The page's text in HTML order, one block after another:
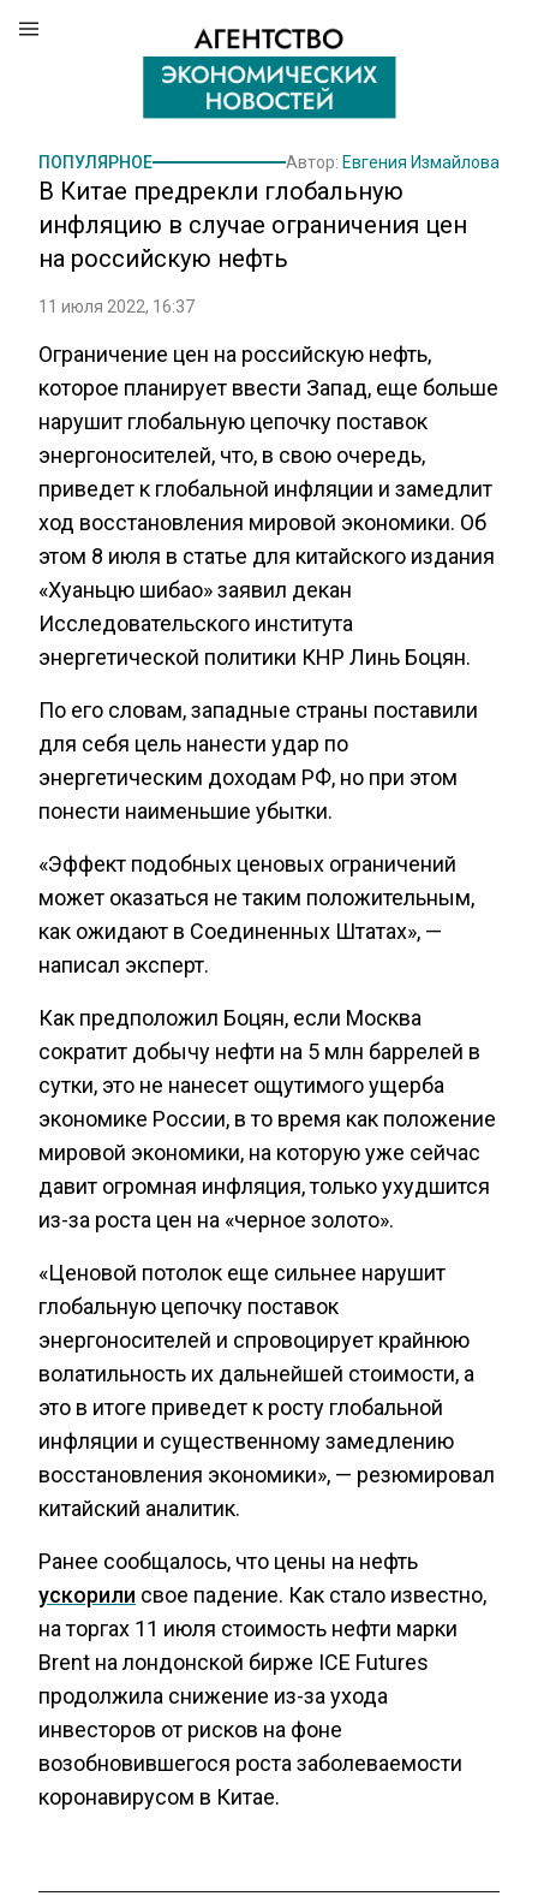
ПОПУЛЯРНОЕ Автор: Евгения Измайлова
В Китае предрекли глобальную
инфляцию в случае ограничения цен
на российскую нефть
11 июля 2022, 16:37
Ограничение цен на российскую нефть,
которое планирует ввести Запад, еще больше
нарушит глобальную цепочку поставок
энергоносителей, что, в свою очередь,
приведет к глобальной инфляции и замедлит
ход восстановления мировой экономики. Об
этом 8 июля в статье для китайского издания
«Хуаньцю шибао» заявил декан
Исследовательского института
энергетической политики КНР Линь Боцян.
По его словам, западные страны поставили
для себя цель нанести удар по
энергетическим доходам РФ, но при этом
понести наименьшие убытки.
«Эффект подобных ценовых ограничений
может оказаться не таким положительным,
как ожидают в Соединенных Штатах», —
написал эксперт.
Как предположил Боцян, если Москва
сократит добычу нефти на 5 млн баррелей в
сутки, это не нанесет ощутимого ущерба
экономике России, в то время как положение
мировой экономики, на которую уже сейчас
давит огромная инфляция, только ухудшится
из-за роста цен на «черное золото».
«Ценовой потолок еще сильнее нарушит
глобальную цепочку поставок
энергоносителей и спровоцирует крайнюю
волатильность их дальнейшей стоимости, а
это в итоге приведет к росту глобальной
инфляции и существенному замедлению
восстановления экономики», — резюмировал
китайский аналитик.
Ранее сообщалось, что цены на нефть
ускорили свое падение. Как стало известно,
на торгах 11 июля стоимость нефти марки
Brent на лондонской бирже ICE Futures
продолжила снижение из-за ухода
инвесторов от рисков на фоне
возобновившегося роста заболеваемости
коронавирусом в Китае.